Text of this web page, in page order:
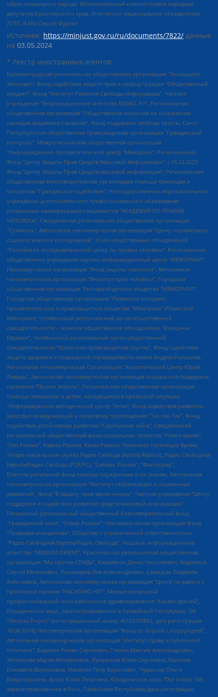
ойрат-калмыцкого народа, Исполнительный комитет совета народных
депутатов Красноярского края, Этническое национальное объединение,
ЛГБТ, Я.МЫ Сергей Фургал
Источник: https://minjust.gov.ru/ru/documents/7822/ данные
на 03.05.2024
* Реестр иностранных агентов:
Калининградская региональная общественная организация "Экозащита!-Женсовет", Фонд содействия защите прав и свобод граждан "Общественный вердикт", Фонд "Институт Развития Свободы Информации", Частное учреждение "Информационное агентство МЕМО. РУ", Региональная общественная организация "Общественная комиссия по сохранению наследия академика Сахарова", Фонд поддержки свободы прессы, Санкт-Петербургская общественная правозащитная организация "Гражданский контроль", Межрегиональная общественная организация "Информационно-просветительский центр "Мемориал", Региональный Фонд "Центр Защиты Прав Средств Массовой Информации", с 05.12.2023 Фонд "Центр Защиты Прав Средств массовой информации", Региональная общественная благотворительная организация помощи беженцам и мигрантам "Гражданское содействие", Негосударственное образовательное учреждение дополнительного профессионального образования (повышение квалификации) специалистов "АКАДЕМИЯ ПО ПРАВАМ ЧЕЛОВЕКА", Свердловская региональная общественная организация "Сутяжник", Автономная некоммерческая организация "Центр независимых социологических исследований", Союз общественных объединений "Российский исследовательский центр по правам человека", Региональное общественное учреждение научно-информационный центр "МЕМОРИАЛ", Некоммерческая организация "Фонд защиты гласности", Автономная некоммерческая организация "Институт прав человека", Городская общественная организация "Екатеринбургское общество "МЕМОРИАЛ", Городская общественная организация "Рязанское историко-просветительское и правозащитное общество "Мемориал" (Рязанский Мемориал), Челябинский региональный орган общественной самодеятельности – женское общественное объединение "Женщины Евразии", Челябинский региональный орган общественной самодеятельности "Уральская правозащитная группа", Фонд содействия защите здоровья и социальной справедливости имени Андрея Рылькова, Автономная Некоммерческая Организация "Аналитический Центр Юрия Левады", Автономная некоммерческая организация социальной поддержки населения "Проект Апрель", Региональная общественная организация помощи женщинам и детям, находящимся в кризисной ситуации "Информационно-методический центр "Анна", Фонд содействия развитию массовых коммуникаций и правовому просвещению "Так-так-Так", Фонд содействия устойчивому развитию "Серебряная тайга", Свердловский региональный общественный фонд социальных проектов "Новое время", "Idel.Реалии", Кавказ.Реалии, Крым.Реалии, Телеканал Настоящее Время, Татаро-башкирская служба Радио Свобода (Azatliq Radiosi), Радио Свободная Европа/Радио Свобода (PCE/PC), "Сибирь.Реалии", "Фактограф", Благотворительный фонд помощи осужденным и их семьям, Автономная некоммерческая организация "Институт глобализации и социальных движений", Фонд "В защиту прав заключенных", Частное учреждение "Центр поддержки и содействия развитию средств массовой информации", Пензенский региональный общественный благотворительный фонд "Гражданский союз", "Север.Реалии", Некоммерческая организация Фонд "Правовая инициатива", Общество с ограниченной ответственностью "Радио Свободная Европа/Радио Свобода", Чешское информационное агентство "MEDIUM-ORIENT", Красноярская региональная общественная организация "Мы против СПИДа", Камалягин Денис Николаевич, Маркелов Сергей Евгеньевич, Пономарев Лев Александрович, Савицкая Людмила Алексеевна, Автономная некоммерческая организация "Центр по работе с проблемой насилия "НАСИЛИЮ.НЕТ", Межрегиональный профессиональный союз работников здравоохранения "Альянс врачей", Юридическое лицо, зарегистрированное в Латвийской Республике, SIA "Medusa Project" (регистрационный номер 40103797863, дата регистрации 10.06.2014), Некоммерческая организация "Фонд по борьбе с коррупцией", Автономная некоммерческая организация "Институт права и публичной политики", Баданин Роман Сергеевич, Гликин Максим Александрович, Железнова Мария Михайловна, Лукьянова Юлия Сергеевна, Маетная Елизавета Витальевна, Маняхин Петр Борисович, Чуракова Ольга Владимировна, Ярош Юлия Петровна, Юридическое лицо "The Insider SIA", зарегистрированное в Риге, Латвийская Республика (дата регистрации 26.06.2015), являющееся администратором доменного имени интернет-издания "The Insider SIA", https://theins.ru, Постернак Алексей Евгеньевич, Рубин Михаил Аркадьевич, Анин Роман Александрович, Юридическое лицо Istories fonds, зарегистрированное в Латвийской Республике (регистрационный номер 50008295751, дата регистрации 24.02.2020), Великовский Дмитрий Александрович, Долинина Ирина Николаевна, Мароховская Алеся Алексеевна, Шлейнов Роман Юрьевич, Шмагун Олеся Валентиновна, Общество с ограниченной ответственностью "Альтаир 2021", Общество с ограниченной ответственностью "Вега 2021", Общество с ограниченной ответственностью "Главный редактор 2021", Общество с ограниченной ответственностью "Ромашки монолит", Важенков Артем Валерьевич, Ивановская областная общественная организация "Центр гендерных исследований", Гурман Юрий Альбертович, Медиапроект "ОВД-Инфо", Егоров Владимир Владимирович, Жилинский Владимир Александрович, Общество с ограниченной ответственностью "ЗП", Иванова София Юрьевна, Карезина Инна Павловна, Кильтау Екатерина Викторовна, Петров Алексей Викторович, Пискунов Сергей Евгеньевич, Смирнов Сергей Сергеевич, Тихонов Михаил Сергеевич, Общество с ограниченной ответственностью "ЖУРНАЛИСТ-ИНОСТРАННЫЙ АГЕНТ", Арапова Галина Юрьевна, Вольтская Татьяна Анатольевна, Американская компания "Mason G.E.S. Anonymous Foundation" (США), являющаяся владельцем интернет-издания https://mnews.world/, Компания "Stichting Bellingcat", зарегистрированная в Нидерландах (дата регистрации 11.07.2018), Захаров Андрей Вячеславович, Клепиковская Екатерина Дмитриевна, Общество с ограниченной ответственностью "МЕМО", Перл Роман Александрович, Симонов Евгений Алексеевич, Соловьева Елена Анатольевна, Сотников Даниил Владимирович, Сурначева Елизавета Дмитриевна, Автономная некоммерческая организация по защите прав человека и информированию населения "Якутия – Наше Мнение", Общество с ограниченной ответственностью "Москоу диджитал медиа", с 26.01.2023 Общество с ограниченной ответственностью "Чайка Белые сады", Ветошкина Валерия Валерьевна, Заговора Максим Александрович, Межрегиональное общественное движение "Российская ЛГБТ - сеть", Оленичев Максим Владимирович, Павлов Иван Юрьевич, Скворцова Елена Сергеевна, Общество с ограниченной ответственностью "Как бы инагент", Кочетков Игорь Викторович, Общество с ограниченной ответственностью "Честные выборы", Еланчик Олег Александрович, Общество с ограниченной ответственностью "Нобелевский призыв", Гималова Регина Эмилевна, Григорьев Андрей Валерьевич, Григорьева Алина Александровна, Ассоциация по содействию защите прав призывников, альтернативнослужащих и военнослужащих "Правозащитная группа "Гражданин.Армия.Право", Хисамова Регина Фаритовна, Автономная некоммерческая организация по реализации социально-правовых программ "Лилит", Дальневосточное общественное движение "Маяк", Санкт-Петербургская ЛГБТ-инициативная группа "Выход", Инициативная группа ЛГБТ+ "Реверс", Алексеев Андрей Викторович, Бекбулатова Таисия Львовна, Беляев Иван Михайлович, Владыкина Елена Сергеевна, Гельман Марат Александрович, Никульшина Вероника Юрьевна, Толоконникова Надежда Андреевна, Шендерович Виктор Анатольевич, Общество с ограниченной ответственностью "Данное сообщение", Общество с ограниченной ответственностью Издательский дом "Новая глава", Айнбиндер Александра Александровна, Московский комьюнити-центр для ЛГБТ+инициатив, Благотворительный фонд развития филантропии, Deutsche Welle (Германия, Kurt-Schumacher-Strasse 3, 53113 Bonn), Борзунова Мария Михайловна, Воробьев Виктор Викторович, Голубева Анна Львовна, Константинова Алла Михайловна, Малкова Ирина Владимировна, Мурадов Мурад Абдулгалимович, Осетинская Елизавета Николаевна, Понасенков Евгений Николаевич, Ганапольский Матвей Юрьевич, Киселев Евгений Алексеевич, Борухович Ирина Григорьевна, Дремин Иван Тимофеевич, Дубровский Дмитрий Викторович, Красноярская региональная общественная организация поддержки и развития альтернативных образовательных технологий и межкультурных коммуникаций "ИНТЕРРА", Маяковская Екатерина Алексеевна, Фейгин Марк Захарович, Филимонов Андрей Викторович, Дзугкоева Регина Николаевна, Доброхотов Роман Александрович, Дудь Юрий Александрович, Елкин Сергей Владимирович, Кругликов Кирилл Игоревич, Сабунаева Мария Леонидовна, Семенов Алексей Владимирович, Шаинян Карен Багратович, Шульман Екатерина Михайловна, Асафьев Артур Валерьевич, Вахштайн Виктор Семенович, Венедиктов Алексей Алексеевич, Лушникова Екатерина Евгеньевна, Волков Леонид Михайлович, Невзоров Александр Глебович, Пархоменко Сергей Борисович, Сироткин Ярослав Николаевич, Кара-Мурза Владимир Владимирович, Баранова Наталья Владимировна, Гозман Леонид Яковлевич, Кагарлицкий Борис Юльевич, Климарев Михаил Валерьевич, Милов Владимир Станиславович, Автономная некоммерческая организация Краснодарский центр современного искусства "Типография", Моргенштерн Алишер Тагирович, Соболь Любовь Эдуардовна, Общество с ограниченной ответственностью "ЛИЗА НОРМ", Каспаров Гарри Кимович, Ходорковский Михаил Борисович, Общество с ограниченной ответственностью "Апрельские тезисы", Данилович Ирина Брониславовна, Кашин Олег Владимирович, Петров Николай Владимирович, Пивоваров Алексей Владимирович, Соколов Михаил Владимирович, Цветкова Юлия Владимировна, Чичваркин Евгений Александрович, Комитет против пыток/Команда против пыток, Общество с ограниченной ответственностью "Первый научный", Общество с ограниченной ответственностью "Вертолет и ко", Белоцерковская Вероника Борисовна, Кац Максим Евгеньевич, Лазарева Татьяна Юрьевна, Шаведдинов Руслан Табризович, Яшин Илья Валерьевич, Общество с ограниченной ответственностью "Иноагент ААВ", Алешковский Дмитрий Петрович, Альбац Евгения Марковна, Быков Дмитрий Львович, Галямина Юлия Евгеньевна, Лойко Сергей Леонидович, Мартынов Кирилл Константинович, Медведев Сергей Александрович, Крашенинников Федор Геннадиевич, Гордеева Катерина Вл